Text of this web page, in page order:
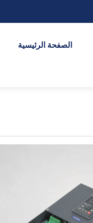
الصفحة الرئيسية